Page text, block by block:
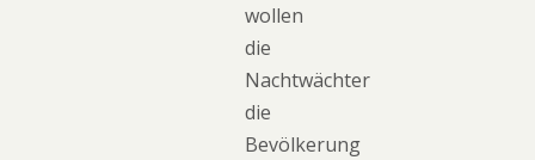
wollen
die
Nachtwächter
die
Bevölkerung